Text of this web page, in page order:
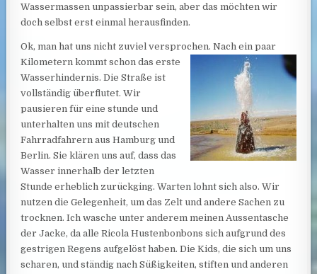
Wassermassen unpassierbar sein, aber das möchten wir
doch selbst erst einmal herausfinden.
Ok, man hat uns nicht zuviel versprochen. Nach ein paar
Kilometern kommt schon das erste
Wasserhindernis. Die Straße ist
vollständig überflutet. Wir
pausieren für eine stunde und
unterhalten uns mit deutschen
Fahrradfahrern aus Hamburg und
Berlin. Sie klären uns auf, dass das
Wasser innerhalb der letzten
Stunde erheblich zurückging. Warten lohnt sich also. Wir
nutzen die Gelegenheit, um das Zelt und andere Sachen zu
trocknen. Ich wasche unter anderem meinen Aussentasche
der Jacke, da alle Ricola Hustenbonbons sich aufgrund des
gestrigen Regens aufgelöst haben. Die Kids, die sich um uns
scharen, und ständig nach Süßigkeiten, stiften und anderen